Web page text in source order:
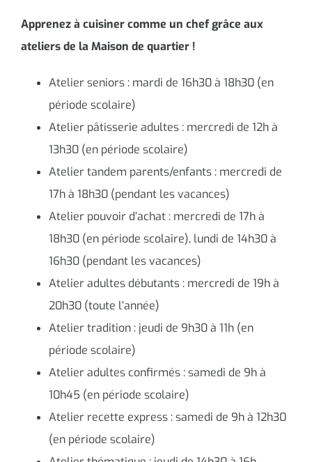
Apprenez à cuisiner comme un chef grâce aux
ateliers de la Maison de quartier !
Atelier seniors : mardi de 16h30 à 18h30 (en
période scolaire)
Atelier pâtisserie adultes : mercredi de 12h à
13h30 (en période scolaire)
Atelier tandem parents/enfants : mercredi de
17h à 18h30 (pendant les vacances)
Atelier pouvoir d’achat : mercredi de 17h à
18h30 (en période scolaire), lundi de 14h30 à
16h30 (pendant les vacances)
Atelier adultes débutants : mercredi de 19h à
20h30 (toute l’année)
Atelier tradition : jeudi de 9h30 à 11h (en
période scolaire)
Atelier adultes confirmés : samedi de 9h à
10h45 (en période scolaire)
Atelier recette express : samedi de 9h à 12h30
(en période scolaire)